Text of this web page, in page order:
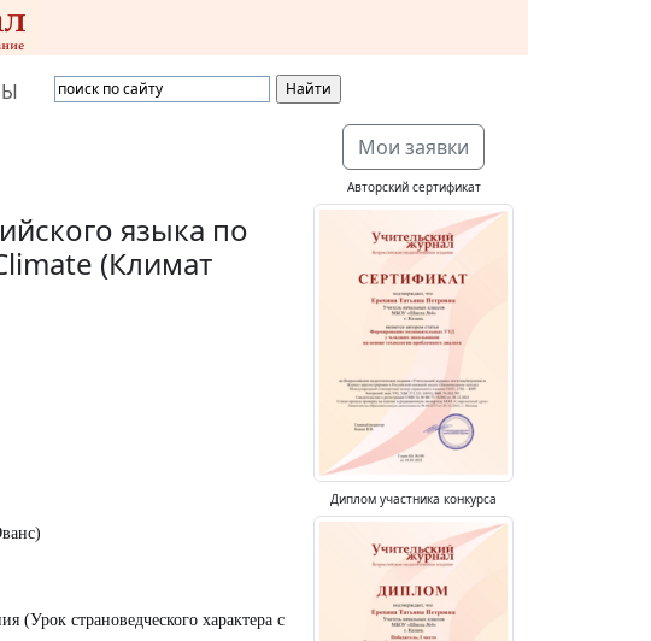
языка по
(Климат
(Урок страноведческого характера с
Мои заявки
Авторский сертификат
Диплом участника конкурса